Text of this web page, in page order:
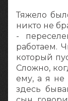
Тяжело
никто не
-
работаем.
который
Сложно,
ему, а я не
здесь